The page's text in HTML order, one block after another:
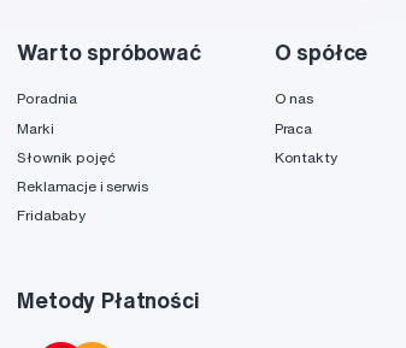
Warto spróbować
Poradnia
Marki
Słownik pojęć
Reklamacje i serwis
Fridababy
O spółce
O nas
Praca
Kontakty
Metody Płatności